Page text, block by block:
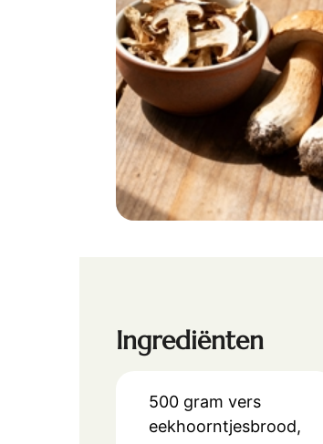
Ingrediënten
500 gram vers
eekhoorntjesbrood,